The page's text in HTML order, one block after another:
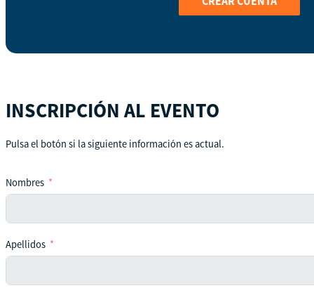
INSCRIPCIÓN AL EVENTO
Pulsa el botón si la siguiente información es actual.
Nombres
Apellidos